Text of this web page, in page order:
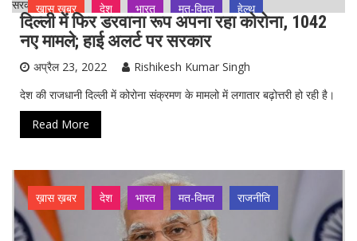
ख़ास ख़बर देश भारत मत-विमत हेल्थ
दिल्ली में फिर डरवाना रूप अपना रहा कोरोना, 1042
नए मामले; हाई अलर्ट पर सरकार
अप्रैल 23, 2022
Rishikesh Kumar Singh
देश की राजधानी दिल्ली में कोरोना संक्रमण के मामलो में लगातार बढ़ोत्तरी हो रही है।
Read More
ख़ास ख़बर देश भारत मत-विमत राजनीति